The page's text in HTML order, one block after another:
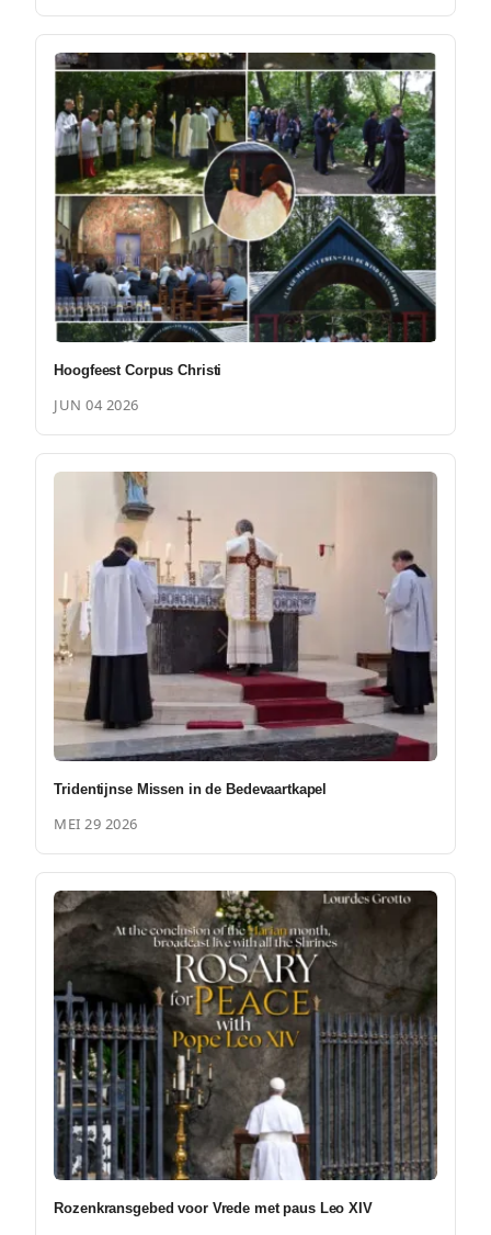
Hoogfeest Corpus Christi
JUN 04 2026
Tridentijnse Missen in de Bedevaartkapel
MEI 29 2026
Rozenkransgebed voor Vrede met paus Leo XIV